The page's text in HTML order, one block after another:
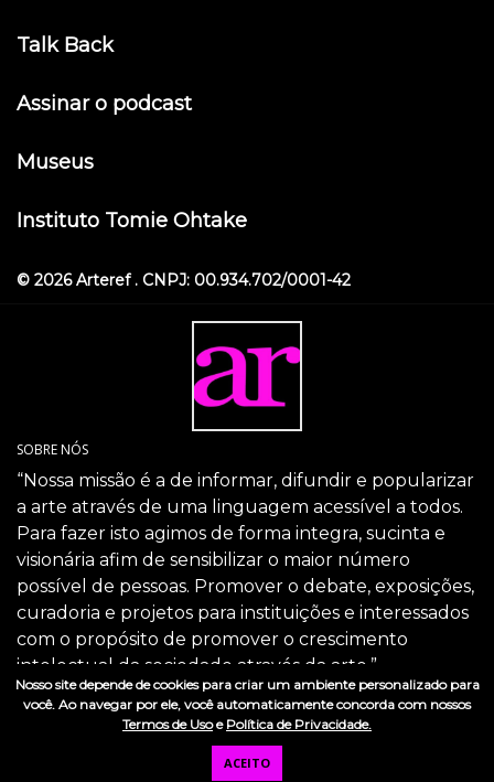
Talk Back
Assinar o podcast
Museus
Instituto Tomie Ohtake
© 2026 Arteref . CNPJ: 00.934.702/0001-42
SOBRE NÓS
“Nossa missão é a de informar, difundir e popularizar
a arte através de uma linguagem acessível a todos.
Para fazer isto agimos de forma integra, sucinta e
visionária afim de sensibilizar o maior número
possível de pessoas. Promover o debate, exposições,
curadoria e projetos para instituições e interessados
com o propósito de promover o crescimento
intelectual da sociedade através da arte.”
SIGA-NOS
Nosso site depende de cookies para criar um ambiente personalizado para
você. Ao navegar por ele, você automaticamente concorda com nossos
Termos de Usoe Política de Privacidade.
ACEITO